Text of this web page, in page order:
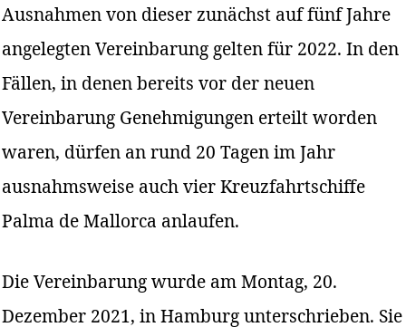
Ausnahmen von dieser zunächst auf fünf Jahre
angelegten Vereinbarung gelten für 2022. In den
Fällen, in denen bereits vor der neuen
Vereinbarung Genehmigungen erteilt worden
waren, dürfen an rund 20 Tagen im Jahr
ausnahmsweise auch vier Kreuzfahrtschiffe
Palma de Mallorca anlaufen.
Die Vereinbarung wurde am Montag, 20.
Dezember 2021, in Hamburg unterschrieben. Sie